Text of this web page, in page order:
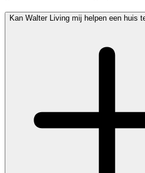
Kan Walter Living mij helpen een huis